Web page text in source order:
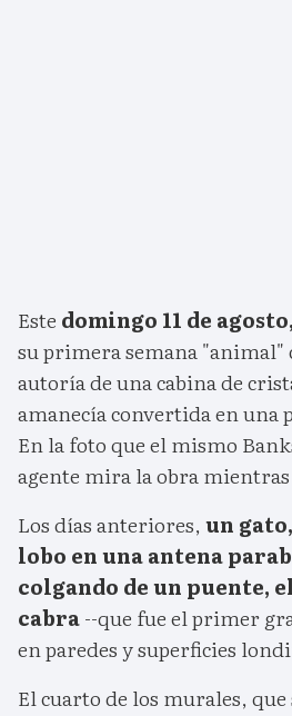
Este domingo 11 de agosto,
su primera semana
autoría de una cabina de
amanecía convertida en una
En la foto que el mismo
agente mira la obra
Los días anteriores, un
lobo en una antena
colgando de un puente,
cabra--que fue el primer
en paredes y superficies
El cuarto de los murales,